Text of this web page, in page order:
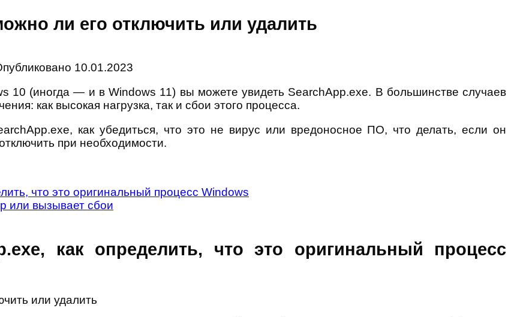
ли его отключить или удалить
10.01.2023
10 (иногда — и в Windows 11) вы можете увидеть SearchApp.exe. В большинстве случаев
как высокая нагрузка, так и сбои этого процесса.
как убедиться, что это не вирус или вредоносное ПО, что делать, если он
при необходимости.
что это оригинальный процесс Windows
или вызывает сбои
как определить, что это оригинальный процесс